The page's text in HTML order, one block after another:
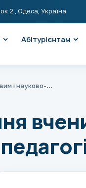
2 , Одеса, Україна
Абітурієнтам
Присвоєння вчених звань науковим і науково-педагогічним працівникам